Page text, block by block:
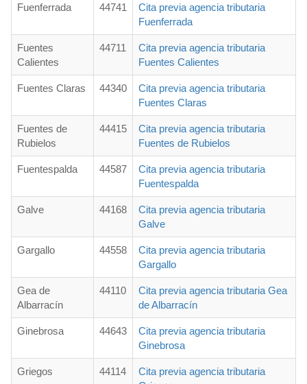
Fuenferrada 44741
Cita previa agencia tributaria
Fuenferrada
Fuentes
Calientes
44711
Cita previa agencia tributaria
Fuentes Calientes
Fuentes Claras 44340
Cita previa agencia tributaria
Fuentes Claras
Fuentes de
Rubielos
44415
Cita previa agencia tributaria
Fuentes de Rubielos
Fuentespalda 44587
Cita previa agencia tributaria
Fuentespalda
Galve 44168
Cita previa agencia tributaria
Galve
Gargallo 44558
Cita previa agencia tributaria
Gargallo
Gea de
Albarracín
44110
Cita previa agencia tributaria Gea
de Albarracín
Ginebrosa 44643
Cita previa agencia tributaria
Ginebrosa
Griegos 44114
Cita previa agencia tributaria